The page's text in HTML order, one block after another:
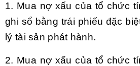
1. Mua nợ xấu của tổ chức
ghi sổ bằng trái phiếu đặc
lý tài sản phát hành.
2. Mua nợ xấu của tổ chức